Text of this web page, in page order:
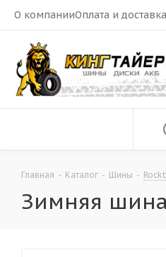
О компанииОплата и доставка
Главная - Каталог - Шины -
Зимняя